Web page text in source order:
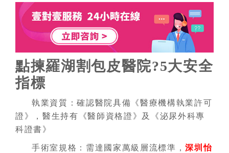
點揀羅湖割包皮醫院?5大安全
指標
執業資質：確認醫院具備《醫療機構執業許可
證》，醫生持有《醫師資格證》及《泌尿外科專
科證書》
手術室規格： 需達國家萬級層流標準，深圳怡